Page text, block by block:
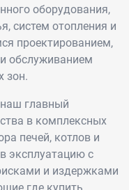
оборудования,
систем отопления и
проектированием,
обслуживанием
зон.
главный
в комплексных
печей, котлов и
эксплуатацию с
и издержками